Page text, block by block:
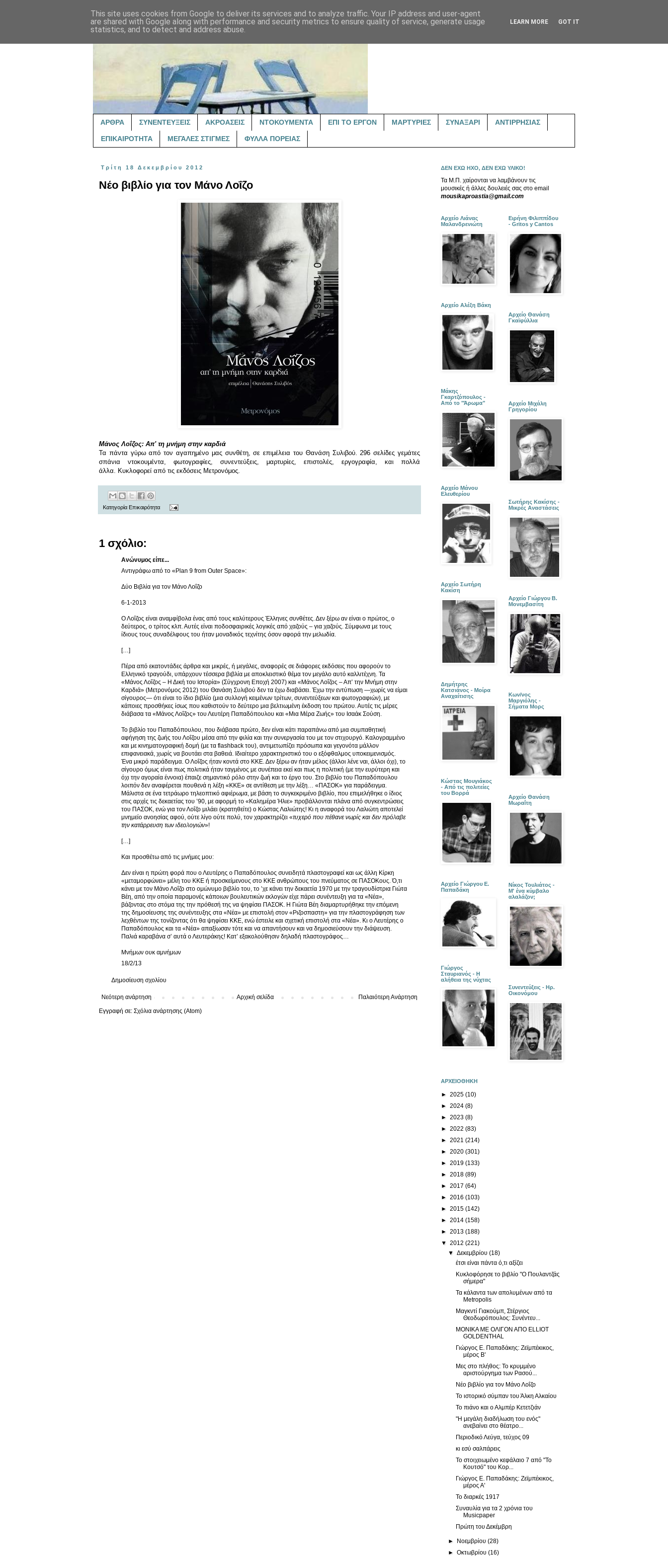
ΑΡΘΡΑ ΣΥΝΕΝΤΕΥΞΕΙΣ ΑΚΡΟΑΣΕΙΣ ΝΤΟΚΟΥΜΕΝΤΑ ΕΠΙ ΤΟ ΕΡΓΟΝ ΜΑΡΤΥΡΙΕΣ ΣΥΝΑΞΑΡΙ ΑΝΤΙΡΡΗΣΙΑΣ
ΕΠΙΚΑΙΡΟΤΗΤΑ ΜΕΓΑΛΕΣ ΣΤΙΓΜΕΣ ΦΥΛΛΑ ΠΟΡΕΙΑΣ
Τρίτη 18 Δεκεμβρίου 2012
Νέο βιβλίο για τον Μάνο Λοΐζο
Μάνος Λοΐζος: Απ' τη μνήμη στην καρδιά
Τα πάντα γύρω από τον αγαπημένο μας συνθέτη, σε επιμέλεια του Θανάση Συλιβού.296 σελίδες γεμάτες
σπάνια ντοκουμέντα, φωτογραφίες, συνεντεύξεις, μαρτυρίες, επιστολές, εργογραφία, και πολλά
άλλα. Κυκλοφορεί από τις εκδόσεις Μετρονόμος.
Κατηγορία Επικαιρότητα
1 σχόλιο:
Ανώνυμος είπε...
Αντιγράφω από το «Plan 9 from Outer Space»:
Δύο Βιβλία για τον Μάνο Λοΐζο
6-1-2013
Ο Λοΐζος είναι αναμφίβολα ένας από τους καλύτερους Έλληνες συνθέτες. Δεν ξέρω αν είναι ο πρώτος, ο
δεύτερος, ο τρίτος κλπ. Αυτές είναι ποδοσφαιρικές λογικές από χαζούς – για χαζούς. Σύμφωνα με τους
ίδιους τους συναδέλφους του ήταν μοναδικός τεχνίτης όσον αφορά την μελωδία.
[…]
Πέρα από εκατοντάδες άρθρα και μικρές, ή μεγάλες, αναφορές σε διάφορες εκδόσεις που αφορούν το
Ελληνικό τραγούδι, υπάρχουν τέσσερα βιβλία με αποκλειστικό θέμα τον μεγάλο αυτό καλλιτέχνη. Τα
«Μάνος Λοΐζος – Η Δική του Ιστορία» (Σύγχρονη Εποχή 2007) και «Μάνος Λοΐζος – Απ’ την Μνήμη στην
Καρδιά» (Μετρονόμος 2012) του Θανάση Συλιβού δεν τα έχω διαβάσει. Έχω την εντύπωση —χωρίς να είμαι
σίγουρος— ότι είναι το ίδιο βιβλίο (μια συλλογή κειμένων τρίτων, συνεντεύξεων και φωτογραφιών), με
κάποιες προσθήκες ίσως που καθιστούν το δεύτερο μια βελτιωμένη έκδοση του πρώτου. Αυτές τις μέρες
διάβασα τα «Μάνος Λοΐζος» του Λευτέρη Παπαδόπουλου και «Μια Μέρα Ζωής» του Ισαάκ Σούση.
Το βιβλίο του Παπαδόπουλου, που διάβασα πρώτο, δεν είναι κάτι παραπάνω από μια συμπαθητική
αφήγηση της ζωής του Λοΐζου μέσα από την φιλία και την συνεργασία του με τον στιχουργό. Καλογραμμένο
και με κινηματογραφική δομή (με τα flashback του), αντιμετωπίζει πρόσωπα και γεγονότα μάλλον
επιφανειακά, χωρίς να βουτάει στα βαθειά. Ιδιαίτερο χαρακτηριστικό του ο εξόφθαλμος υποκειμενισμός.
Ένα μικρό παράδειγμα. Ο Λοΐζος ήταν κοντά στο ΚΚΕ. Δεν ξέρω αν ήταν μέλος (άλλοι λένε ναι, άλλοι όχι), το
σίγουρο όμως είναι πως πολιτικά ήταν ταγμένος με συνέπεια εκεί και πως η πολιτική (με την ευρύτερη και
όχι την αγοραία έννοια) έπαιζε σημαντικό ρόλο στην ζωή και το έργο του. Στο βιβλίο του Παπαδόπουλου
λοιπόν δεν αναφέρεται πουθενά η λέξη «ΚΚΕ» σε αντίθεση με την λέξη… «ΠΑΣΟΚ» για παράδειγμα.
Μάλιστα σε ένα τετράωρο τηλεοπτικό αφιέρωμα, με βάση το συγκεκριμένο βιβλίο, που επιμελήθηκε ο ίδιος
στις αρχές τις δεκαετίας του ’90, με αφορμή το «Καλημέρα Ήλιε» προβάλλονται πλάνα από συγκεντρώσεις
του ΠΑΣΟΚ, ενώ για τον Λοΐζο μιλάει (κρατηθείτε) ο Κώστας Λαλιώτης! Κι η αναφορά του Λαλιώτη αποτελεί
μνημείο ανοησίας αφού, ούτε λίγο ούτε πολύ, τον χαρακτηρίζει «τυχερό που πέθανε νωρίς και δεν πρόλαβε
την κατάρρευση των ιδεολογιών»!
[…]
Και προσθέτω από τις μνήμες μου:
Δεν είναι η πρώτη φορά που ο Λευτέρης ο Παπαδόπουλος συνειδητά πλαστογραφεί και ως άλλη Κίρκη
«μεταμορφώνει» μέλη του ΚΚΕ ή προσκείμενους στο ΚΚΕ ανθρώπους του πνεύματος σε ΠΑΣΟΚους. Ό,τι
κάνει με τον Μάνο Λοΐζο στο ομώνυμο βιβλίο του, το ’χε κάνει την δεκαετία 1970 με την τραγουδίστρια Γιώτα
Βέη, από την οποία παραμονές κάποιων βουλευτικών εκλογών είχε πάρει συνέντευξη για τα «Νέα»,
βάζοντας στο στόμα της την πρόθεσή της να ψηφίσει ΠΑΣΟΚ. Η Γιώτα Βέη διαμαρτυρήθηκε την επόμενη
της δημοσίευσης της συνέντευξης στα «Νέα» με επιστολή στον «Ριζοσπαστη» για την πλαστογράφηση των
λεχθέντων της τονίζοντας ότι θα ψηφίσει ΚΚΕ, ενώ έστειλε και σχετική επιστολή στα «Νέα». Κι ο Λευτέρης ο
Παπαδόπουλος και τα «Νέα» απαξίωσαν τότε και να απαντήσουν και να δημοσιεύσουν την διάψευση.
Παλιά καραβάνα σ’ αυτά ο Λευτεράκης! Κατ’ εξακολούθησιν δηλαδή πλαστογράφος…
Μνήμων ουκ αμνήμων
18/2/13
Δημοσίευση σχολίου
Νεότερη ανάρτηση Παλαιότερη Ανάρτηση
Αρχική σελίδα
Εγγραφή σε: Σχόλια ανάρτησης (Atom)
ΔΕΝ ΕΧΩ ΗΧΟ, ΔΕΝ ΕΧΩ ΥΛΙΚΟ!
Τα Μ.Π. χαίρονται να λαμβάνουν τις
μουσικές ή άλλες δουλειές σας στο email
mousikaproastia@gmail.com
Αρχείο Λιάνας
Μαλανδρενιώτη
Αρχείο Αλέξη Βάκη
Μάκης
Γκαρτζόπουλος -
Από το "Άρωμα"
Αρχείο Μάνου
Ελευθερίου
Αρχείο Σωτήρη
Κακίση
Δημήτρης
Κατσιάνος - Μοίρα
Αναχαίτισης
Κώστας Μουγιάκος
- Από τις πολιτείες
του Βορρά
Αρχείο Γιώργου Ε.
Παπαδάκη
Γιώργος
Σταυριανός - Η
αλήθεια της νύχτας
Ειρήνη Φιλιππίδου
- Gritos y Cantos
Αρχείο Θανάση
Γκαϊφύλλια
Αρχείο Μιχάλη
Γρηγορίου
Σωτήρης Κακίσης -
Μικρές Αναστάσεις
Αρχείο Γιώργου Β.
Μονεμβασίτη
Κων/νος
Μαργιόλης -
Σήματα Μορς
Αρχείο Θανάση
Μωραΐτη
Νίκος Τουλιάτος -
Μ' ένα κύμβαλο
αλαλάζον;
Συνεντεύξεις - Ηρ.
Οικονόμου
ΑΡΧΕΙΟΘΗΚΗ
► 2025 (10)
► 2024 (8)
► 2023 (8)
► 2022 (83)
► 2021 (214)
► 2020 (301)
► 2019 (133)
► 2018 (89)
► 2017 (64)
► 2016 (103)
► 2015 (142)
► 2014 (158)
► 2013 (188)
▼ 2012 (221)
▼Δεκεμβρίου(18)
έτσι είναι πάντα ό,τι αξίζει
Κυκλοφόρησε το βιβλίο "Ο Πουλαντζάς
σήμερα"
Τα κάλαντα των απολυμένων από τα
Metropolis
Μαγκντί Γιακούμπ, Στέργιος
Θεοδωρόπουλος: Συνέντευ...
ΜΟΝΙΚΑ ΜΕ ΟΛΙΓΟΝ ΑΠΟ ELLIOT
GOLDENTHAL
Γιώργος Ε. Παπαδάκης: Ζεϊμπέκικος,
μέρος Β'
Μες στο πλήθος: Το κρυμμένο
αριστούργημα των Ρασού...
Νέο βιβλίο για τον Μάνο Λοΐζο
Το ιστορικό σύμπαν του Άλκη Αλκαίου
Το πιάνο και ο Αλμπέρ Κετετζιάν
"Η μεγάλη διαδήλωση του ενός"
ανεβαίνει στο θέατρο...
Περιοδικό Λεύγα, τεύχος 09
κι εσύ σαλπάρεις
Το στοιχειωμένο κεφάλαιο 7 από "Το
Κουτσό" του Κορ...
Γιώργος Ε. Παπαδάκης: Ζεϊμπέκικος,
μέρος Α'
Το διαρκές 1917
Συναυλία για τα 2 χρόνια του
Musicpaper
Πρώτη του Δεκέμβρη
► Νοεμβρίου(28)
►Οκτωβρίου(16)
This site uses cookies from Google to deliver its services and to analyze traffic. Your IP address and user-agent
are shared with Google along with performance and security metrics to ensure quality of service, generate usage
statistics, and to detect and address abuse.
LEARN MORE GOT IT